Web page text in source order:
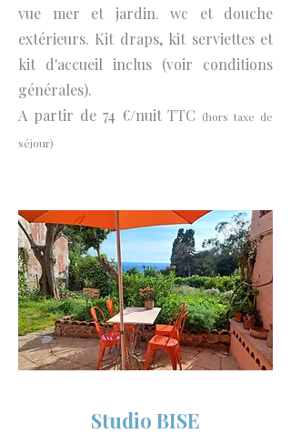
vue mer et jardin. wc et douche
extérieurs. Kit draps, kit serviettes et
kit d'accueil inclus (voir conditions
générales).
A partir de 74 €/nuit TTC (hors taxe de
séjour)
Studio BISE